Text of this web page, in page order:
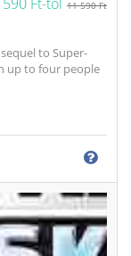
11 590 Ft
to Super-
up to four people